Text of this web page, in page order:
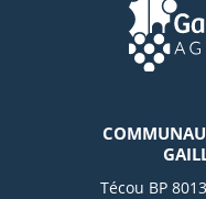
Técou BP